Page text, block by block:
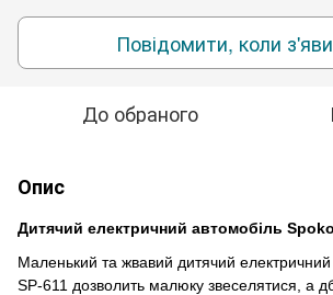
Повідомити, коли
До обраного
Опис
Дитячий електричний автомобіль
Маленький та жвавий дитячий
SP-611 дозволить малюку звеселятися, а